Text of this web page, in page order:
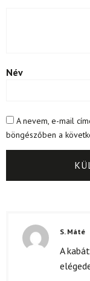
Név
A nevem, e-mail
böngészőben a
S. Máté
A